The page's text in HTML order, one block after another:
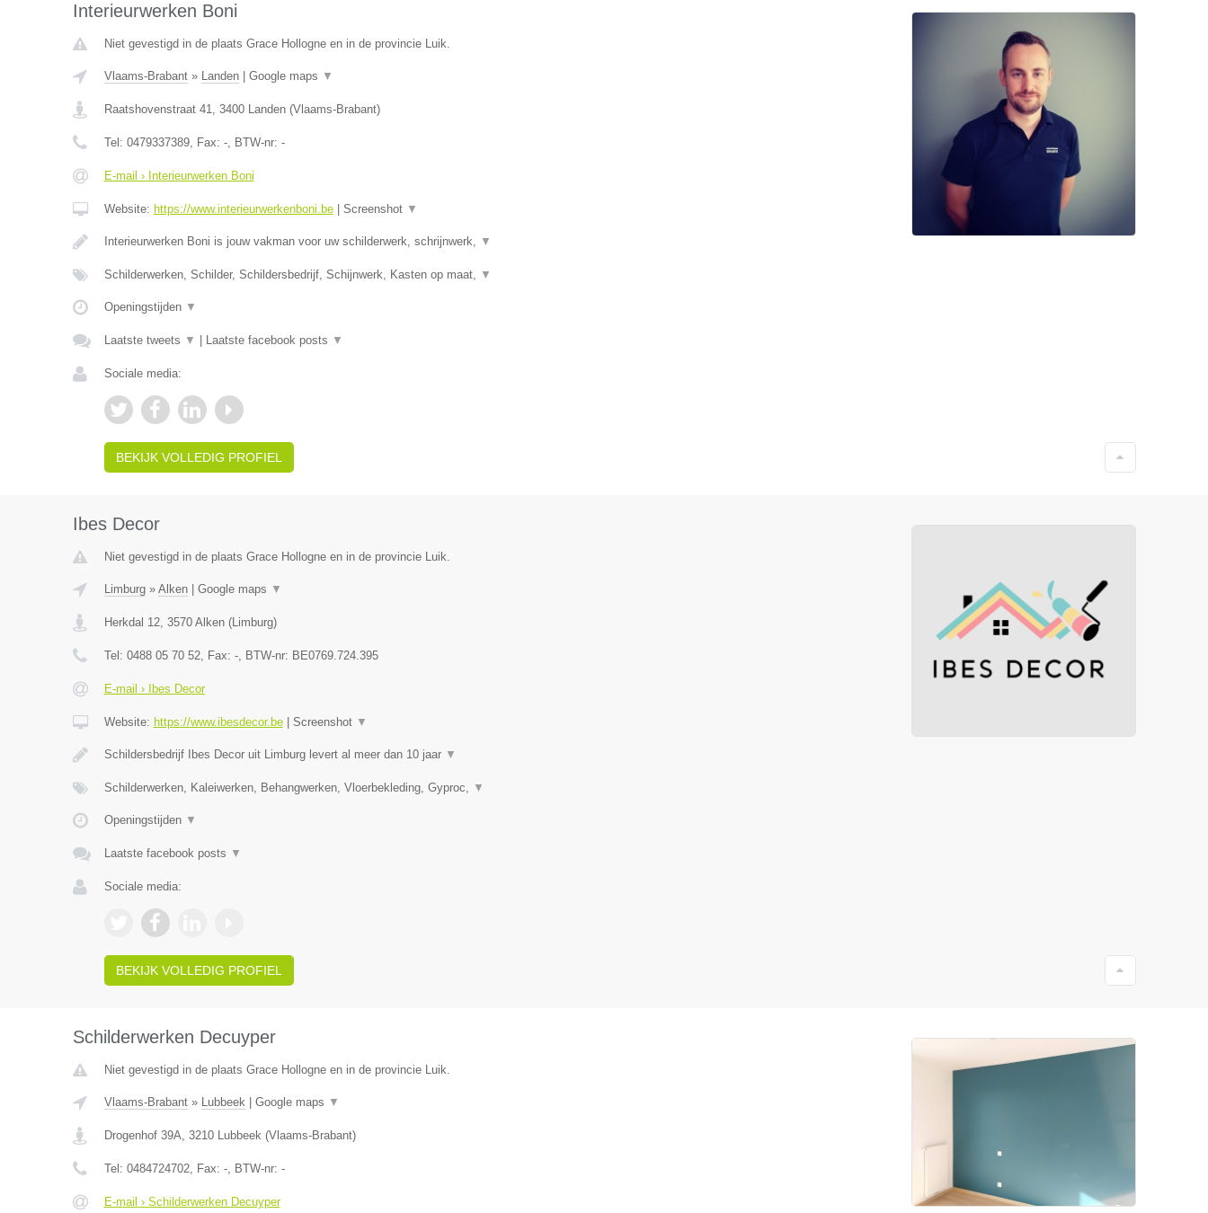
Interieurwerken Boni
Niet gevestigd in de plaats Grace Hollogne en in de provincie Luik.
Vlaams-Brabant» Landen| Google maps ▼
Raatshovenstraat 41, 3400 Landen(Vlaams-Brabant)
Tel: 0479337389, Fax: -, BTW-nr: -
E-mail › Interieurwerken Boni
Website: https://www.interieurwerkenboni.be| Screenshot ▼
Interieurwerken Boni is jouw vakman voor uw schilderwerk, schrijnwerk, ▼
Schilderwerken, Schilder, Schildersbedrijf, Schijnwerk, Kasten op maat, ▼
Openingstijden ▼
Laatste tweets ▼ Laatste facebook posts ▼
Sociale media:
BEKIJK VOLLEDIG PROFIEL
Ibes Decor
Niet gevestigd in de plaats Grace Hollogne en in de provincie Luik.
Limburg» Alken| Google maps ▼
Herkdal 12, 3570 Alken(Limburg)
Tel: 0488 05 70 52, Fax: -, BTW-nr: BE0769.724.395
E-mail › Ibes Decor
Website: https://www.ibesdecor.be| Screenshot ▼
Schildersbedrijf Ibes Decor uit Limburg levert al meer dan 10 jaar ▼
Schilderwerken, Kaleiwerken, Behangwerken, Vloerbekleding, Gyproc, ▼
Openingstijden ▼
Laatste facebook posts ▼
Sociale media:
BEKIJK VOLLEDIG PROFIEL
Schilderwerken Decuyper
Niet gevestigd in de plaats Grace Hollogne en in de provincie Luik.
Vlaams-Brabant» Lubbeek| Google maps ▼
Drogenhof 39A, 3210 Lubbeek(Vlaams-Brabant)
Tel: 0484724702, Fax: -, BTW-nr: -
E-mail › Schilderwerken Decuyper